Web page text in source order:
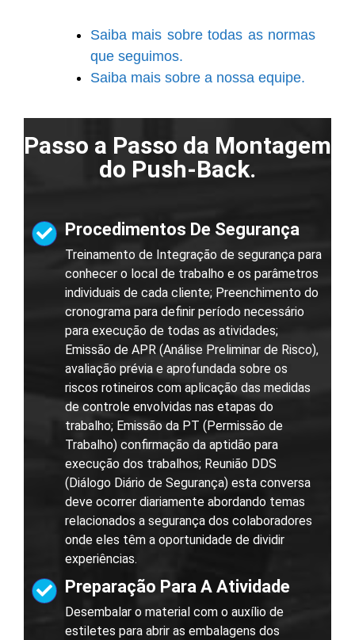
Saiba mais sobre todas as normas
que seguimos.
Saiba mais sobre a nossa equipe.
Passo a Passo da Montagem
do Push-Back.
Procedimentos De Segurança
Treinamento de Integração de segurança para
conhecer o local de trabalho e os parâmetros
individuais de cada cliente; Preenchimento do
cronograma para definir período necessário
para execução de todas as atividades;
Emissão de APR (Análise Preliminar de Risco),
avaliação prévia e aprofundada sobre os
riscos rotineiros com aplicação das medidas
de controle envolvidas nas etapas do
trabalho; Emissão da PT (Permissão de
Trabalho) confirmação da aptidão para
execução dos trabalhos; Reunião DDS
(Diálogo Diário de Segurança) esta conversa
deve ocorrer diariamente abordando temas
relacionados a segurança dos colaboradores
onde eles têm a oportunidade de dividir
experiências.
Preparação Para A Atividade
Desembalar o material com o auxílio de
estiletes para abrir as embalagens dos